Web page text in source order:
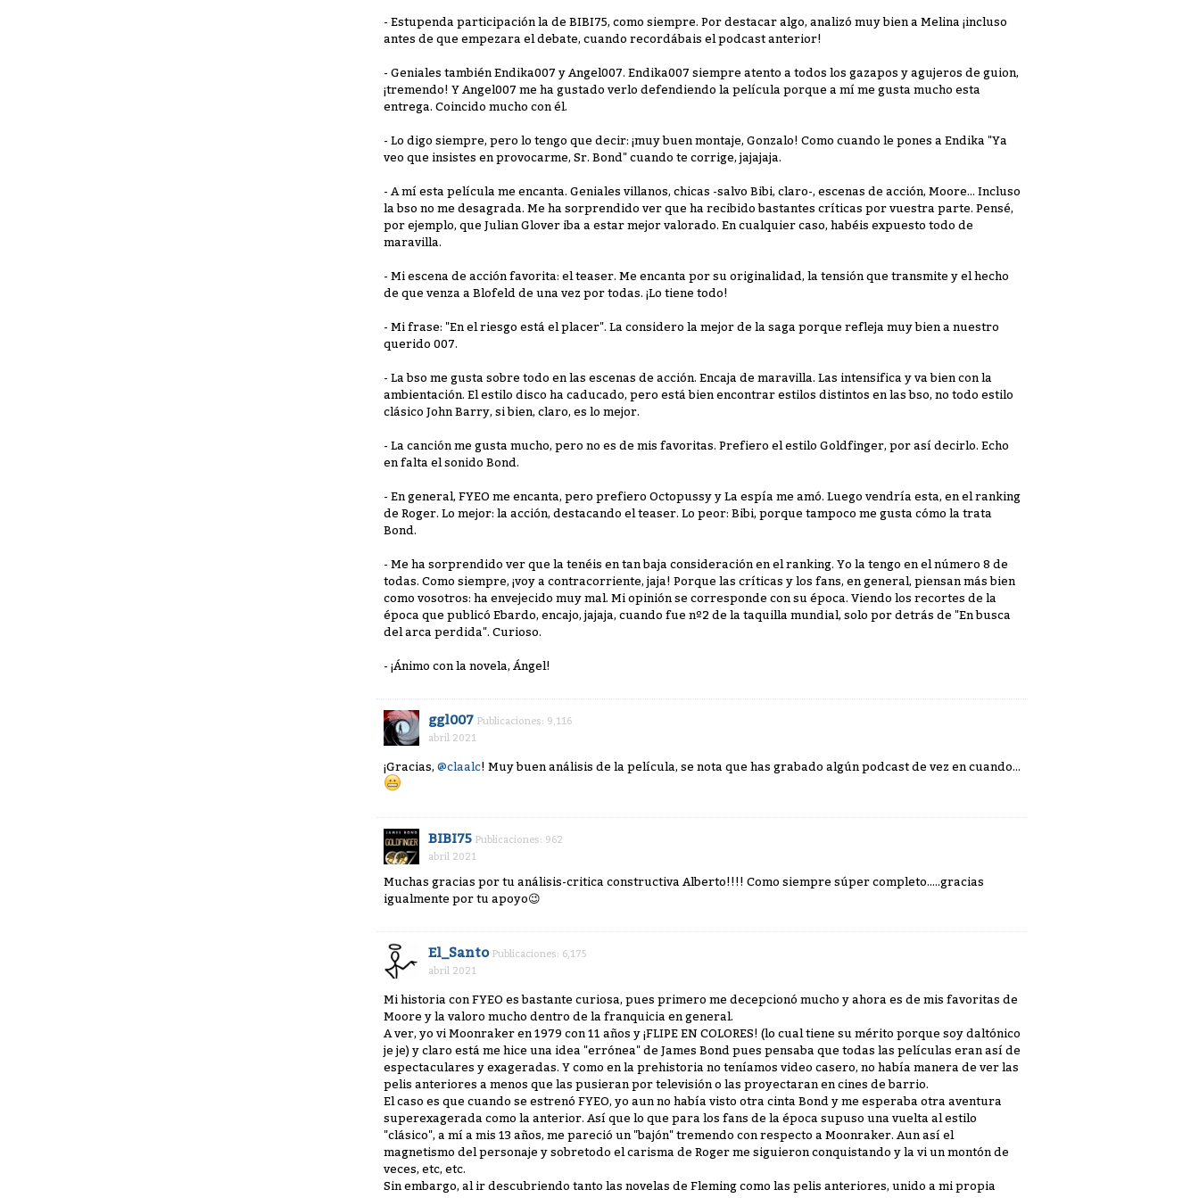
- Estupenda participación la de BIBI75, como siempre. Por destacar algo, analizó muy bien a Melina ¡incluso
antes de que empezara el debate, cuando recordábais el podcast anterior!
- Geniales también Endika007 y Angel007. Endika007 siempre atento a todos los gazapos y agujeros de guion,
¡tremendo! Y Angel007 me ha gustado verlo defendiendo la película porque a mí me gusta mucho esta
entrega. Coincido mucho con él.
- Lo digo siempre, pero lo tengo que decir: ¡muy buen montaje, Gonzalo! Como cuando le pones a Endika "Ya
veo que insistes en provocarme, Sr. Bond" cuando te corrige, jajajaja.
- A mí esta película me encanta. Geniales villanos, chicas -salvo Bibi, claro-, escenas de acción, Moore... Incluso
la bso no me desagrada. Me ha sorprendido ver que ha recibido bastantes críticas por vuestra parte. Pensé,
por ejemplo, que Julian Glover iba a estar mejor valorado. En cualquier caso, habéis expuesto todo de
maravilla.
- Mi escena de acción favorita: el teaser. Me encanta por su originalidad, la tensión que transmite y el hecho
de que venza a Blofeld de una vez por todas. ¡Lo tiene todo!
- Mi frase: "En el riesgo está el placer". La considero la mejor de la saga porque refleja muy bien a nuestro
querido 007.
- La bso me gusta sobre todo en las escenas de acción. Encaja de maravilla. Las intensifica y va bien con la
ambientación. El estilo disco ha caducado, pero está bien encontrar estilos distintos en las bso, no todo estilo
clásico John Barry, si bien, claro, es lo mejor.
- La canción me gusta mucho, pero no es de mis favoritas. Prefiero el estilo Goldfinger, por así decirlo. Echo
en falta el sonido Bond.
- En general, FYEO me encanta, pero prefiero Octopussy y La espía me amó. Luego vendría esta, en el ranking
de Roger. Lo mejor: la acción, destacando el teaser. Lo peor: Bibi, porque tampoco me gusta cómo la trata
Bond.
- Me ha sorprendido ver que la tenéis en tan baja consideración en el ranking. Yo la tengo en el número 8 de
todas. Como siempre, ¡voy a contracorriente, jaja! Porque las críticas y los fans, en general, piensan más bien
como vosotros: ha envejecido muy mal. Mi opinión se corresponde con su época. Viendo los recortes de la
época que publicó Ebardo, encajo, jajaja, cuando fue nº2 de la taquilla mundial, solo por detrás de "En busca
del arca perdida". Curioso.
- ¡Ánimo con la novela, Ángel!
ggl007 Publicaciones: 9,116
abril 2021
¡Gracias, @claalc! Muy buen análisis de la película, se nota que has grabado algún podcast de vez en cuando...
BIBI75 Publicaciones: 962
abril 2021
Muchas gracias por tu análisis-critica constructiva Alberto!!!! Como siempre súper completo.....gracias
igualmente por tu apoyo😉
El_Santo Publicaciones: 6,175
abril 2021
Mi historia con FYEO es bastante curiosa, pues primero me decepcionó mucho y ahora es de mis favoritas de
Moore y la valoro mucho dentro de la franquicia en general.
A ver, yo vi Moonraker en 1979 con 11 años y ¡FLIPE EN COLORES! (lo cual tiene su mérito porque soy daltónico
je je) y claro está me hice una idea "errónea" de James Bond pues pensaba que todas las películas eran así de
espectaculares y exageradas. Y como en la prehistoria no teníamos video casero, no había manera de ver las
pelis anteriores a menos que las pusieran por televisión o las proyectaran en cines de barrio.
El caso es que cuando se estrenó FYEO, yo aun no había visto otra cinta Bond y me esperaba otra aventura
superexagerada como la anterior. Así que lo que para los fans de la época supuso una vuelta al estilo
"clásico", a mí a mis 13 años, me pareció un "bajón" tremendo con respecto a Moonraker. Aun así el
magnetismo del personaje y sobretodo el carisma de Roger me siguieron conquistando y la vi un montón de
veces, etc, etc.
Sin embargo, al ir descubriendo tanto las novelas de Fleming como las pelis anteriores, unido a mi propia